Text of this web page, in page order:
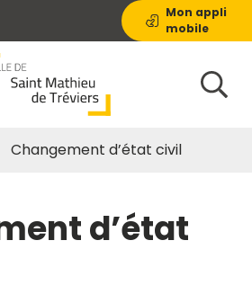
Mon appli
mobile
Changement d’état civil
d’état